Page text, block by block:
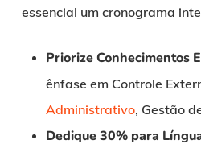
essencial um cronograma
Priorize Conhecimentos
ênfase em Controle
Administrativo, Gestão
Dedique 30% para